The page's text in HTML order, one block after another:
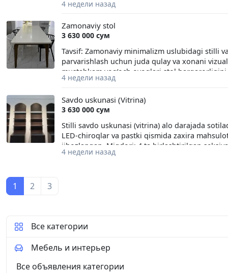
yoki kassa zonasi vazifasini mukammal
4 недели назад
Zamonaviy stol
3 630 000 сум
Tavsif: Zamonaviy minimalizm uslubidagi stilli
parvarishlash uchun juda qulay va xonani
mustahkam yog‘och oyoqlari stol
uchun ham, ofis yoki shourumlar uchun
4 недели назад
Savdo uskunasi (Vitrina)
3 630 000 сум
Stilli savdo uskunasi (vitrina) alo darajada
LED-chiroqlar va pastki qismida zaxira
jihozlangan. Miqdori: 4 ta birlashtirilgan
ishchi holatda.
4 недели назад
1 2 3
Все категории
Мебель и интерьер
Все объявления категории